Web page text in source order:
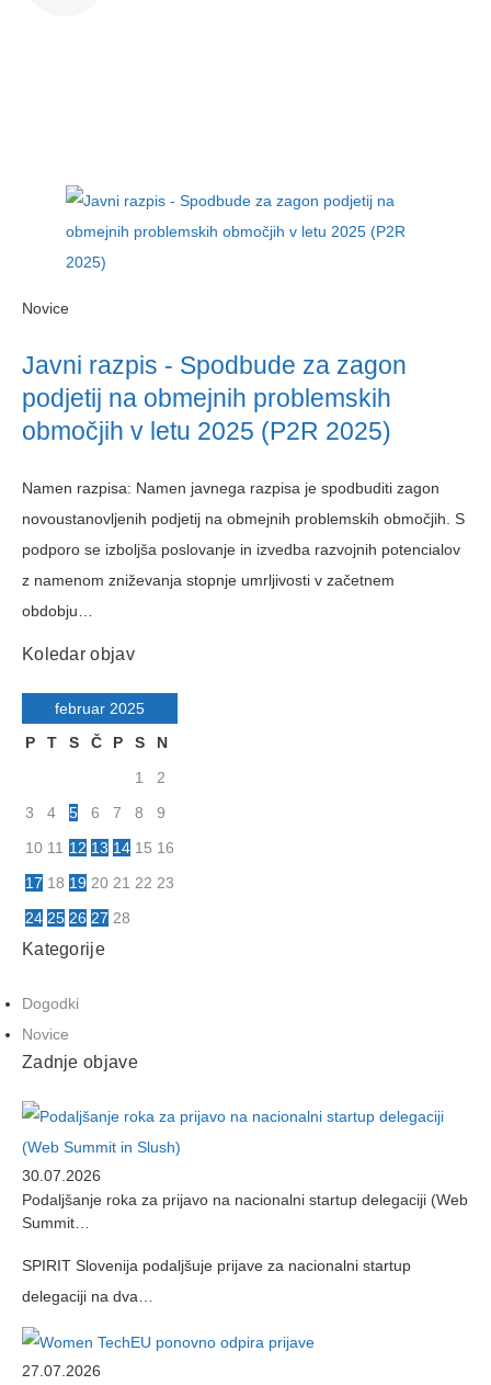
Novice
Javni razpis - Spodbude za zagon
podjetij na obmejnih problemskih
območjih v letu 2025 (P2R 2025)
Namen razpisa: Namen javnega razpisa je spodbuditi zagon
novoustanovljenih podjetij na obmejnih problemskih območjih. S
podporo se izboljša poslovanje in izvedba razvojnih potencialov
z namenom zniževanja stopnje umrljivosti v začetnem
obdobju…
Koledar objav
februar 2025
P
T S Č P S
N
1
2
3
4 5 6 7 8
9
10 11 12 13 14 15 16
17 18 19 20 21 22 23
24 25 26 27 28
Kategorije
Dogodki
Novice
Zadnje objave
30.07.2026
Podaljšanje roka za prijavo na nacionalni startup delegaciji (Web
Summit…
SPIRIT Slovenija podaljšuje prijave za nacionalni startup
delegaciji na dva…
27.07.2026